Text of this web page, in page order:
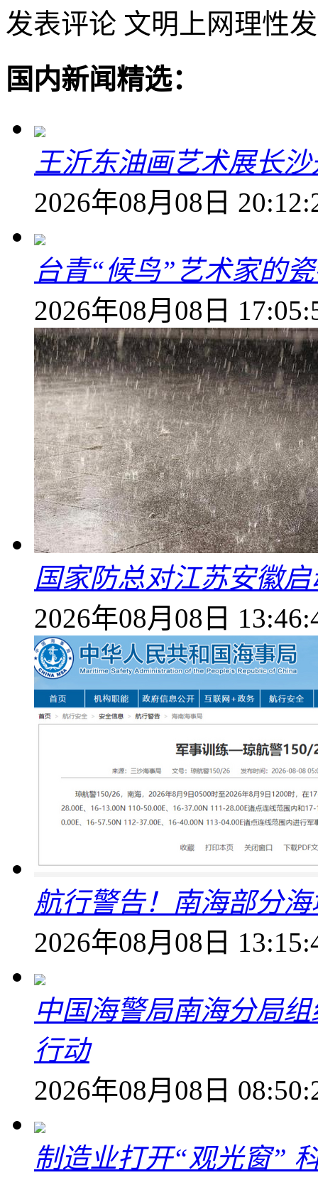
发表评论 文明上网理性
国内新闻精选：
王沂东油画艺术展长
2026年08月08日
台青“候鸟”艺术家的
2026年08月08日
国家防总对江苏安徽
2026年08月08日
航行警告！南海部分
2026年08月08日
中国海警局南海分局
行动
2026年08月08日
制造业打开“观光窗”